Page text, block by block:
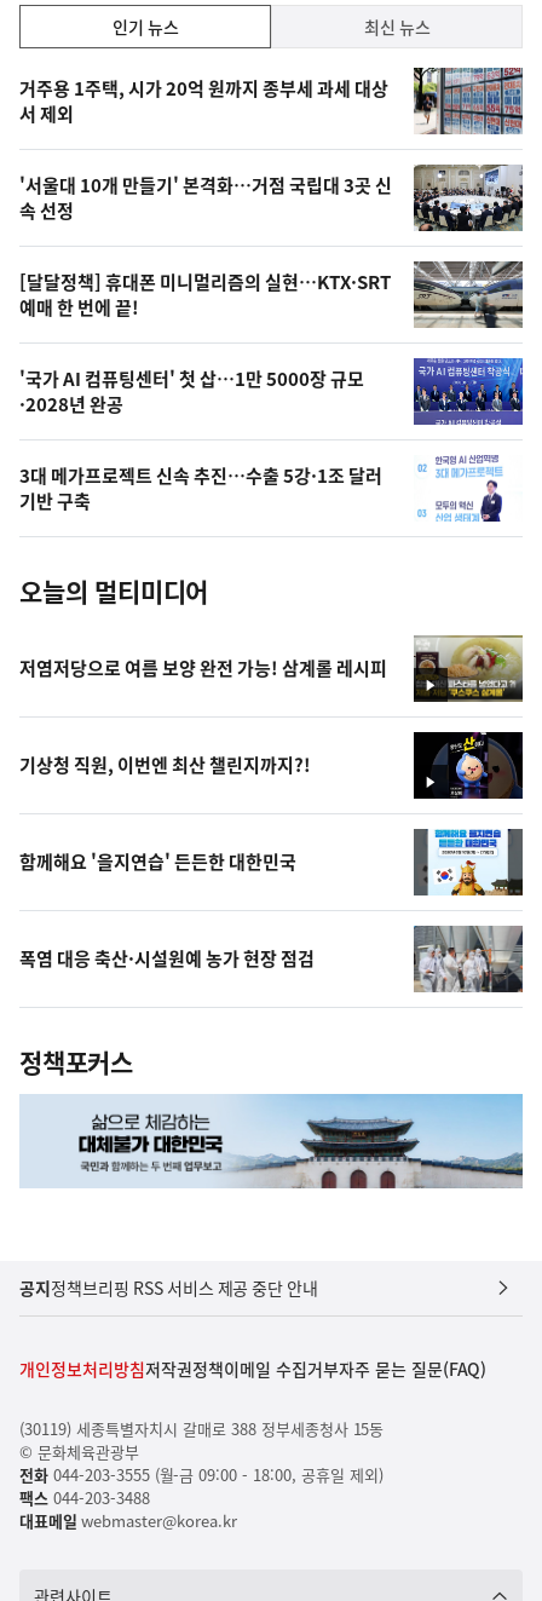
기,
최
신,
오
늘
의
영
상
오
늘
사
진
인기 뉴스 최신 뉴스
기
뉴
스
거주용 1주택, 시가 20억 원까지 종부세 과세 대상
서 제외
'서울대 10개 만들기' 본격화…거점 국립대 3곳 신
속 선정
[달달정책] 휴대폰 미니멀리즘의 실현…KTX·SRT
예매 한 번에 끝!
'국가 AI 컴퓨팅센터' 첫 삽…1만 5000장 규모
·2028년 완공
3대 메가프로젝트 신속 추진…수출 5강·1조 달러
기반 구축
오늘의 멀티미디어
영
상
저염저당으로 여름 보양 완전 가능! 삼계롤 레시피
영
상
기상청 직원, 이번엔 최산 챌린지까지?!
함께해요 '을지연습' 든든한 대한민국
폭염 대응 축산·시설원예 농가 현장 점검
정책포커스
공지정책브리핑 RSS 서비스 제공 중단 안내
개인정보처리방침저작권정책이메일 수집거부자주 묻는 질문(FAQ)
(30119) 세종특별자치시 갈매로 388 정부세종청사 15동
© 문화체육관광부
전화044-203-3555 (월-금 09:00 - 18:00, 공휴일 제외)
팩스044-203-3488
대표메일 webmaster@korea.kr
관련사이트